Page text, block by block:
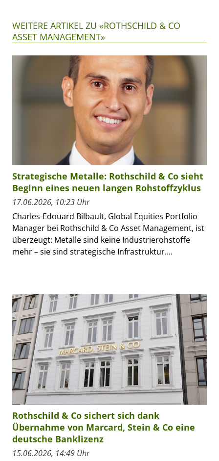
WEITERE ARTIKEL ZU «ROTHSCHILD & CO
ASSET MANAGEMENT»
Strategische Metalle: Rothschild & Co sieht
Beginn eines neuen langen Rohstoffzyklus
17.06.2026, 10:23 Uhr
Charles-Edouard Bilbault, Global Equities Portfolio
Manager bei Rothschild & Co Asset Management, ist
überzeugt: Metalle sind keine Industrierohstoffe
mehr – sie sind strategische Infrastruktur....
Rothschild & Co sichert sich dank
Übernahme von Marcard, Stein & Co eine
deutsche Banklizenz
15.06.2026, 14:49 Uhr